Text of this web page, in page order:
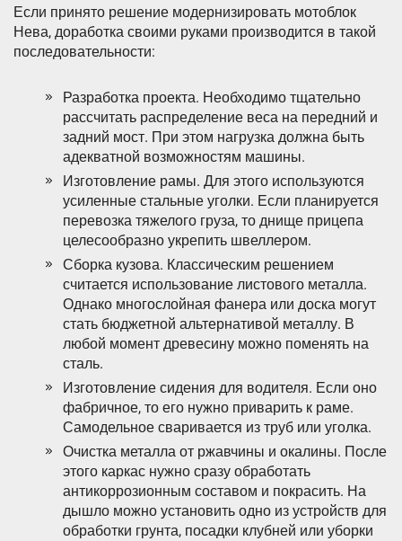
Если принято решение модернизировать мотоблок
Нева, доработка своими руками производится в такой
последовательности:
Разработка проекта. Необходимо тщательно
рассчитать распределение веса на передний и
задний мост. При этом нагрузка должна быть
адекватной возможностям машины.
Изготовление рамы. Для этого используются
усиленные стальные уголки. Если планируется
перевозка тяжелого груза, то днище прицепа
целесообразно укрепить швеллером.
Сборка кузова. Классическим решением
считается использование листового металла.
Однако многослойная фанера или доска могут
стать бюджетной альтернативой металлу. В
любой момент древесину можно поменять на
сталь.
Изготовление сидения для водителя. Если оно
фабричное, то его нужно приварить к раме.
Самодельное сваривается из труб или уголка.
Очистка металла от ржавчины и окалины. После
этого каркас нужно сразу обработать
антикоррозионным составом и покрасить. На
дышло можно установить одно из устройств для
обработки грунта, посадки клубней или уборки